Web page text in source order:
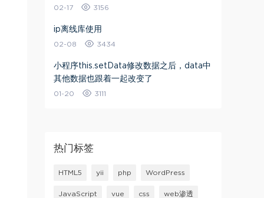
02-17 3156
ip离线库使用
02-08 3434
小程序this.setData修改数据之后，data中
其他数据也跟着一起改变了
01-20 3111
热门标签
HTML5 yii php WordPress
JavaScript vue css web渗透